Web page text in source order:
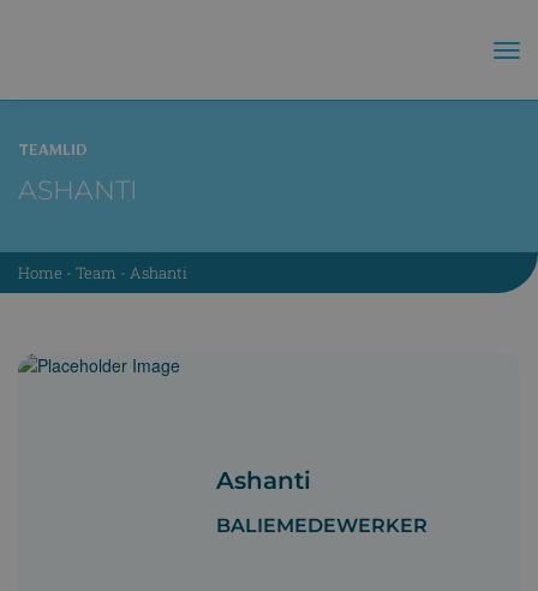
TEAMLID
ASHANTI
Home - Team - Ashanti
Ashanti
BALIEMEDEWERKER